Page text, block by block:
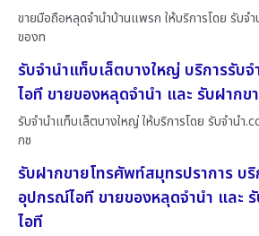
ขายมือถือหลุดจำนำบ้านแพรก ให้บริการโดย รับจํ
ของท
รับจำนำแท็บเล็ตบางใหญ่ บริการรับ
ไอที ขายของหลุดจำนำ และ รับฝาก
รับจำนำแท็บเล็ตบางใหญ่ ให้บริการโดย รับจํานํา
กช
รับฝากขายโทรศัพท์สมุทรปราการ บ
อุปกรณ์ไอที ขายของหลุดจำนำ และ
ไอที